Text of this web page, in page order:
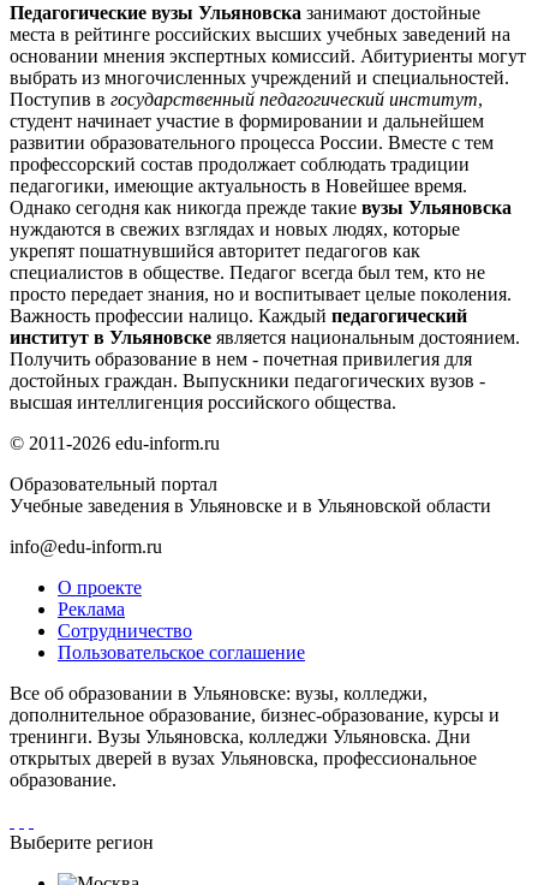
Педагогические вузы Ульяновска занимают достойные
места в рейтинге российских высших учебных заведений на
основании мнения экспертных комиссий. Абитуриенты могут
выбрать из многочисленных учреждений и специальностей.
Поступив в государственный педагогический институт,
студент начинает участие в формировании и дальнейшем
развитии образовательного процесса России. Вместе с тем
профессорский состав продолжает соблюдать традиции
педагогики, имеющие актуальность в Новейшее время.
Однако сегодня как никогда прежде такие вузы Ульяновска
нуждаются в свежих взглядах и новых людях, которые
укрепят пошатнувшийся авторитет педагогов как
специалистов в обществе. Педагог всегда был тем, кто не
просто передает знания, но и воспитывает целые поколения.
Важность профессии налицо. Каждый педагогический
институт в Ульяновске является национальным достоянием.
Получить образование в нем - почетная привилегия для
достойных граждан. Выпускники педагогических вузов -
высшая интеллигенция российского общества.
© 2011-2026 edu-inform.ru
Образовательный портал
Учебные заведения в Ульяновске и в Ульяновской области
info@edu-inform.ru
О проекте
Реклама
Сотрудничество
Пользовательское соглашение
Все об образовании в Ульяновске: вузы, колледжи,
дополнительное образование, бизнес-образование, курсы и
тренинги. Вузы Ульяновска, колледжи Ульяновска. Дни
открытых дверей в вузах Ульяновска, профессиональное
образование.
Выберите регион